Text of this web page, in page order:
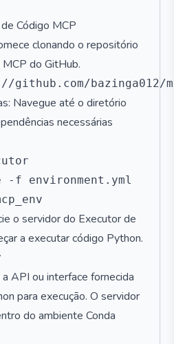
Código MCP
clonando o repositório
do GitHub.
Navegue até o diretório
necessárias
-f environment.yml
o servidor do Executor de
a executar código Python.
API ou interface fornecida
para execução. O servidor
do ambiente Conda